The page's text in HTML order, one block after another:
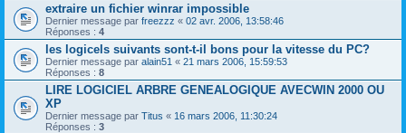
extraire un fichier winrar impossible
Dernier message par freezzz « 02 avr. 2006, 13:58:46
Réponses : 4
les logicels suivants sont-t-il bons pour la vitesse du PC?
Dernier message par alain51 « 21 mars 2006, 15:59:53
Réponses : 8
LIRE LOGICIEL ARBRE GENEALOGIQUE AVECWIN 2000 OU
XP
Dernier message par Titus « 16 mars 2006, 11:30:24
Réponses : 3